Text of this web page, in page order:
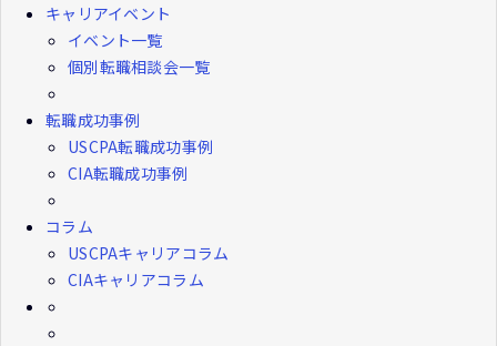
キャリアイベント
イベント一覧
個別転職相談会一覧
転職成功事例
USCPA転職成功事例
CIA転職成功事例
コラム
USCPAキャリアコラム
CIAキャリアコラム